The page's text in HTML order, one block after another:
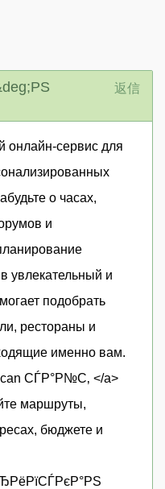
返信
онлайн-сервис для
о часах,
и
увлекательный и
подобрать
рестораны и
именно вам.
СЃР°Р№С‚ </a>
маршруты,
бюджете и